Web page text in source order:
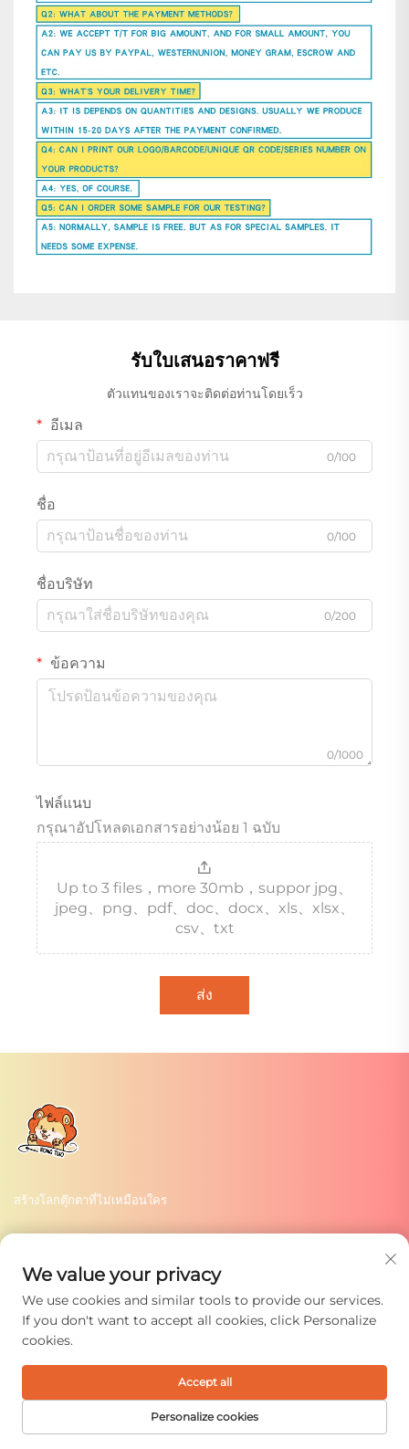
รับใบเสนอราคาฟรี
ตัวแทนของเราจะติดต่อท่านโดยเร็ว
อีเมล
0/100
ชื่อ
0/100
ชื่อบริษัท
0/200
ข้อความ
0/1000
ไฟล์แนบ
กรุณาอัปโหลดเอกสารอย่างน้อย 1 ฉบับ
Up to 3 files，more 30mb，suppor jpg、
jpeg、png、pdf、doc、docx、xls、xlsx、
csv、txt
ส่ง
สร้างโลกตุ๊กตาที่ไม่เหมือนใคร
Twitter
Instagram
We value your privacy
We use cookies and similar tools to provide our services.
If you don't want to accept all cookies, click Personalize
cookies.
Personalize cookies
Accept all